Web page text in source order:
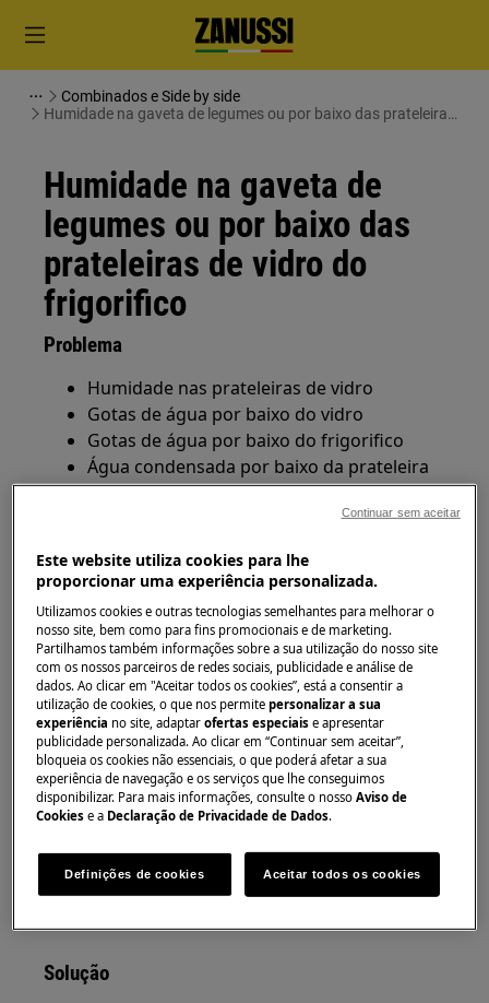
Combinados e Side by side
Humidade na gaveta de legumes ou por baixo das prateleiras
Humidade na gaveta de
legumes ou por baixo das
prateleiras de vidro do
frigorifico
Problema
Humidade nas prateleiras de vidro
Gotas de água por baixo do vidro
Gotas de água por baixo do frigorifico
Água condensada por baixo da prateleira
de vidro
prateleira de vidro
Aplica-se a
frigorífico
Solução
Este website utiliza cookies para lhe
proporcionar uma experiência personalizada.
Utilizamos cookies e outras tecnologias semelhantes para melhorar o
nosso site, bem como para fins promocionais e de marketing.
Partilhamos também informações sobre a sua utilização do nosso site
com os nossos parceiros de redes sociais, publicidade e análise de
dados. Ao clicar em "Aceitar todos os cookies”, está a consentir a
utilização de cookies, o que nos permitepersonalizar a sua
experiência no site, adaptarofertas especiaise apresentar
publicidade personalizada. Ao clicar em “Continuar sem aceitar”,
bloqueia os cookies não essenciais, o que poderá afetar a sua
experiência de navegação e os serviços que lhe conseguimos
disponibilizar. Para mais informações, consulte o nossoAviso de
Cookies e a Declaração de Privacidade de Dados.
Definições de cookies Aceitar todos os cookies
Continuar sem aceitar